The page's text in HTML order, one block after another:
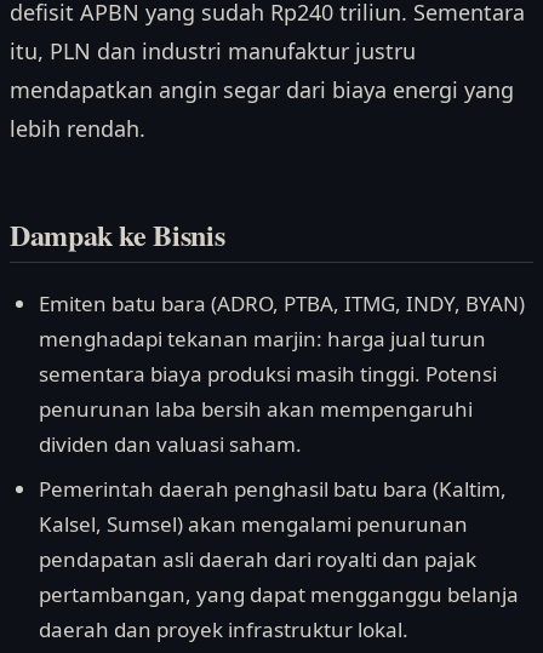
defisit APBN yang sudah Rp240 triliun. Sementara
itu, PLN dan industri manufaktur justru
mendapatkan angin segar dari biaya energi yang
lebih rendah.
Dampak ke Bisnis
Emiten batu bara (ADRO, PTBA, ITMG, INDY, BYAN)
menghadapi tekanan marjin: harga jual turun
sementara biaya produksi masih tinggi. Potensi
penurunan laba bersih akan mempengaruhi
dividen dan valuasi saham.
Pemerintah daerah penghasil batu bara (Kaltim,
Kalsel, Sumsel) akan mengalami penurunan
pendapatan asli daerah dari royalti dan pajak
pertambangan, yang dapat mengganggu belanja
daerah dan proyek infrastruktur lokal.